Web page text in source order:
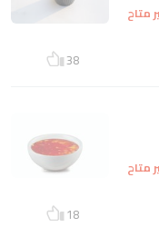
متاح
38
متاح
18